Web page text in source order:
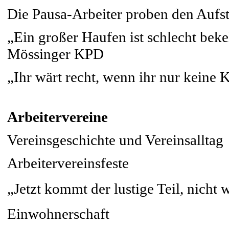
Die Pausa-Arbeiter proben den
„Ein großer Haufen ist schlecht
Mössinger KPD
„Ihr wärt recht, wenn ihr nur keine
Arbeitervereine
Vereinsgeschichte und Vereinsalltag
Arbeitervereinsfeste
„Jetzt kommt der lustige Teil, nicht
Einwohnerschaft